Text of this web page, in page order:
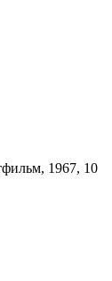
1967, 10